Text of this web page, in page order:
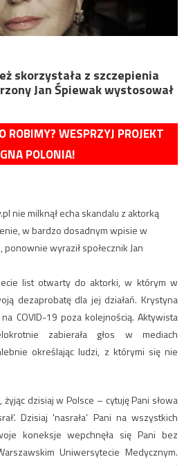
skorzystała z szczepienia
Jan Śpiewak wystosował
ROBIMY? WESPRZYJ PROJEKT
POLONIA!
nie milknął echa skandalu z aktorką
w bardzo dosadnym wpisie w
wyraził społecznik Jan
list otwarty do aktorki, w którym w
dezaprobatę dla jej działań. Krystyna
COVID-19 poza kolejnością. Aktywista
zabierała głos w mediach
określając ludzi, z którymi się nie
żyjąc dzisiaj w Polsce – cytuję Pani słowa
Dzisiaj 'nasrała’ Pani na wszystkich
koneksje wepchnęła się Pani bez
Uniwersytecie Medycznym.